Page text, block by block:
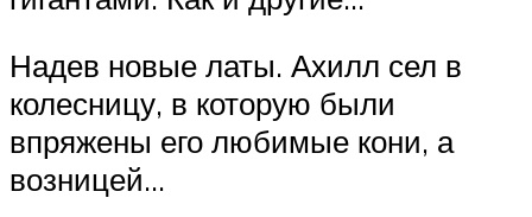
Надев новые латы. Ахилл сел в
колесницу, в которую были
впряжены его любимые кони, а
возницей…